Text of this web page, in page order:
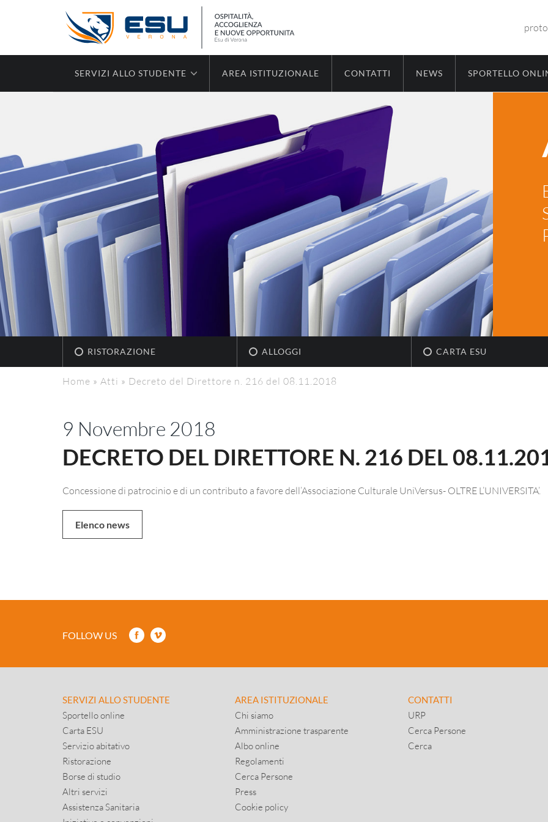
SERVIZI ALLO STUDENTE AREA ISTITUZIONALE CONTATTI NEWS SPORTELLO
RISTORAZIONE ALLOGGI CARTA ESU
Home » Atti » Decreto del Direttore n. 216 del 08.11.2018
9 Novembre 2018
DECRETO DEL DIRETTORE N. 216 DEL
Concessione di patrocinio e di un contributo a favore dell’Associazione Culturale UniVersus- OLTRE L’UNIVERSITA’.
Elenco news
FOLLOW US
SERVIZI ALLO STUDENTE
Sportello online
Carta ESU
Servizio abitativo
Ristorazione
Borse di studio
Altri servizi
Assistenza Sanitaria
AREA ISTITUZIONALE
Chi siamo
Amministrazione trasparente
Albo online
Regolamenti
Cerca Persone
Press
Cookie policy
CONTATTI
URP
Cerca Persone
Cerca